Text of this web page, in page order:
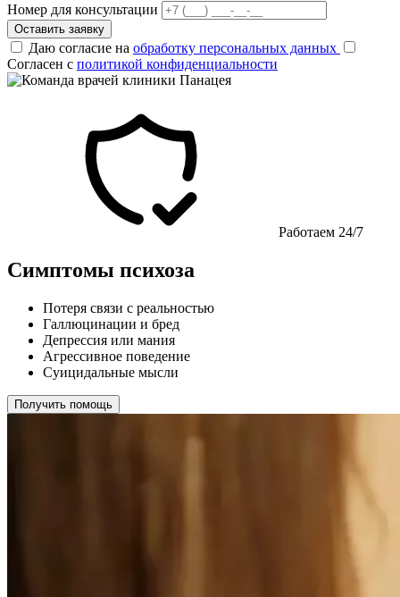
Номер для консультации
Оставить заявку
Даю согласие на обработку персональных данных
Согласен с политикой конфиденциальности
Работаем 24/7
Симптомы психоза
Потеря связи с реальностью
Галлюцинации и бред
Депрессия или мания
Агрессивное поведение
Суицидальные мысли
Получить помощь